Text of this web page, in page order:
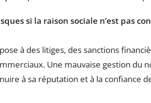
si la raison sociale n’est pas
à des litiges, des sanctions
Une mauvaise gestion du
à sa réputation et à la confiance